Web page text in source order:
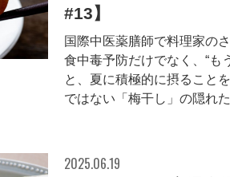
#13】
国際中医薬膳師で料理家の
食中毒予防だけでなく、“も
と、夏に積極的に摂ること
ではない「梅干し」の隠れ
2025.06.19